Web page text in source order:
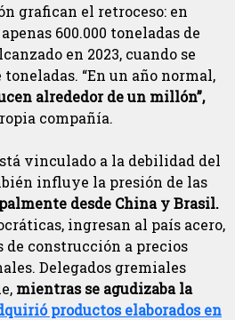
grafican el retroceso: en
600.000 toneladas de
en 2023, cuando se
“En un año normal,
alrededor de un millón”,
compañía.
vinculado a la debilidad del
influye la presión de las
desde China y Brasil.
ingresan al país acero,
construcción a precios
Delegados gremiales
mientras se agudizaba la
productos elaborados en